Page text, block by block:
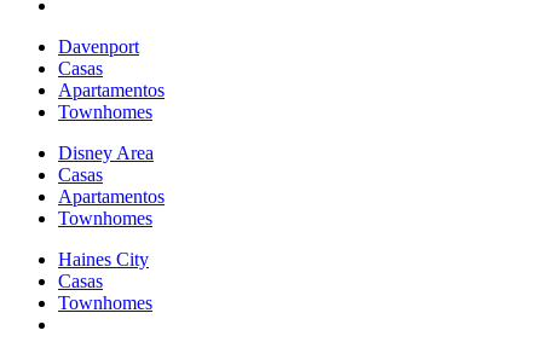
Davenport
Casas
Apartamentos
Townhomes
Disney Area
Casas
Apartamentos
Townhomes
Haines City
Casas
Townhomes